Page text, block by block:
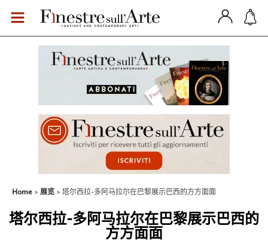
Home 展览 塔尔西拉-多阿马拉尔在巴黎展示巴西的方方面面
塔尔西拉-多阿马拉尔在巴黎展示巴西的
方方面面